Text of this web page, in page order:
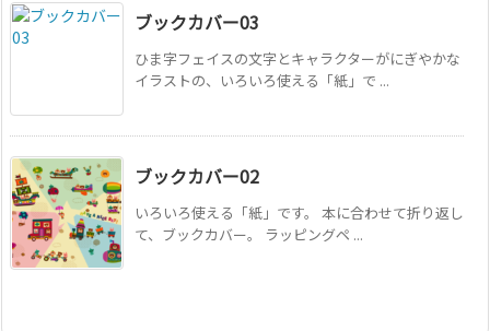
ブックカバー03
ひま字フェイスの文字とキャラクターがにぎやかな
イラストの、いろいろ使える「紙」で ...
ブックカバー02
いろいろ使える「紙」です。 本に合わせて折り返し
て、ブックカバー。 ラッピングペ ...